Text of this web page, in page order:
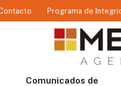
Programa de
Comunicados de